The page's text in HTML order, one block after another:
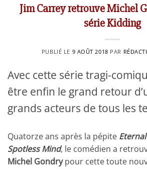
Jim Carrey retrouve Michel
série Kidding
PUBLIÉ LE 9 AOÛT 2018 PAR
Avec cette série tragi-
être enfin le grand retour
grands acteurs de tous les
Quatorze ans après la pépite
Spotless Mind, le comédien a
Michel Gondrypour cette toute